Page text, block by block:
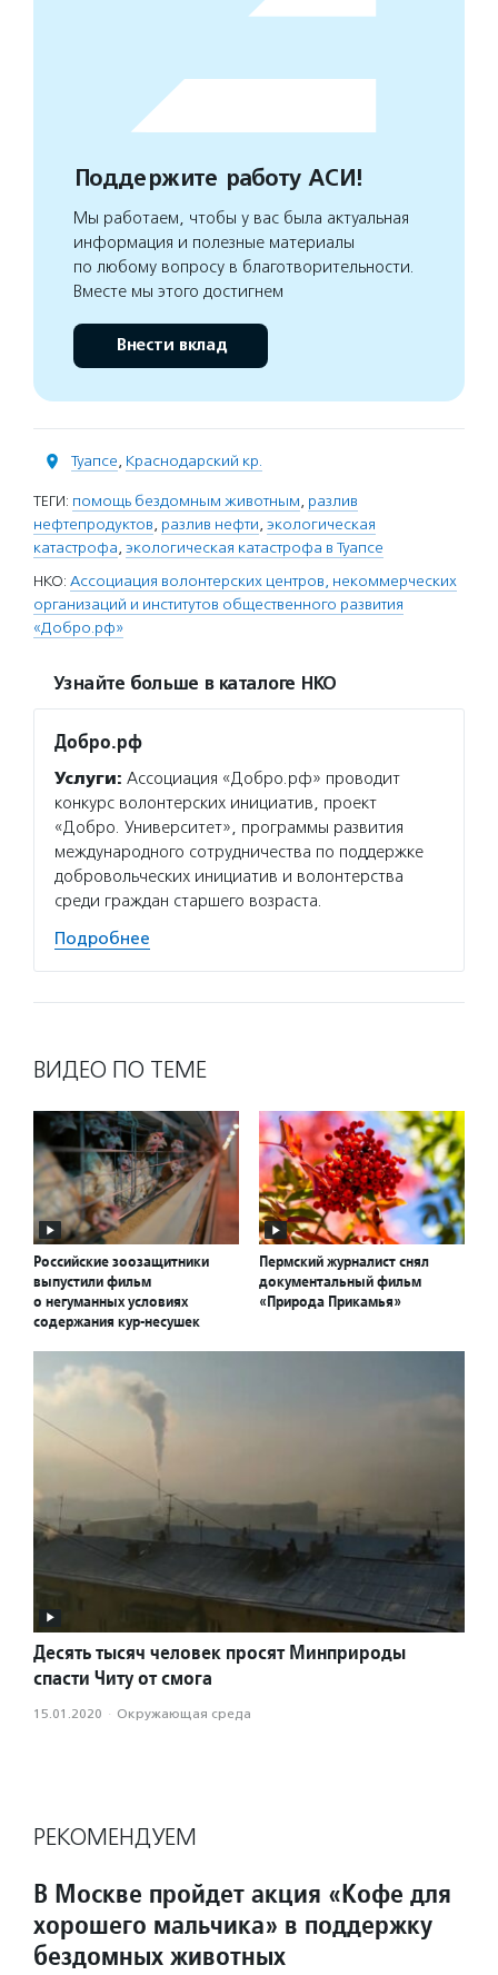
Поддержите работу АСИ!
Мы работаем, чтобы у вас была актуальная
информация и полезные материалы
по любому вопросу в благотворительности.
Вместе мы этого достигнем
Внести вклад
Туапсе, Краснодарский кр.
ТЕГИ: помощь бездомным животным, разлив
нефтепродуктов, разлив нефти, экологическая
катастрофа, экологическая катастрофа в Туапсе
НКО: Ассоциация волонтерских центров, некоммерческих
организаций и институтов общественного развития
«Добро.рф»
Узнайте больше в каталоге НКО
Добро.рф
Услуги: Ассоциация «Добро.рф» проводит
конкурс волонтерских инициатив, проект
«Добро. Университет», программы развития
международного сотрудничества по поддержке
добровольческих инициатив и волонтерства
среди граждан старшего возраста.
Подробнее
ВИДЕО ПО ТЕМЕ
Российские зоозащитники
выпустили фильм
о негуманных условиях
содержания кур-несушек
Пермский журналист снял
документальный фильм
«Природа Прикамья»
Десять тысяч человек просят Минприроды
спасти Читу от смога
15.01.2020 · Окружающая среда
РЕКОМЕНДУЕМ
В Москве пройдет акция «Кофе для
хорошего мальчика» в поддержку
бездомных животных